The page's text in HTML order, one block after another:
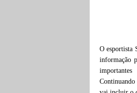
O esportista
informação
importantes